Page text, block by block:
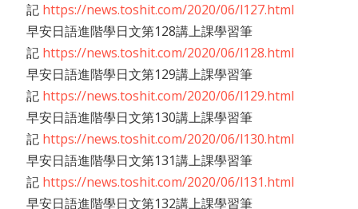
記 https://news.toshit.com/2020/06/l127.html
早安日語進階學日文第128講上課學習筆
記 https://news.toshit.com/2020/06/l128.html
早安日語進階學日文第129講上課學習筆
記 https://news.toshit.com/2020/06/l129.html
早安日語進階學日文第130講上課學習筆
記 https://news.toshit.com/2020/06/l130.html
早安日語進階學日文第131講上課學習筆
記 https://news.toshit.com/2020/06/l131.html
早安日語進階學日文第132講上課學習筆